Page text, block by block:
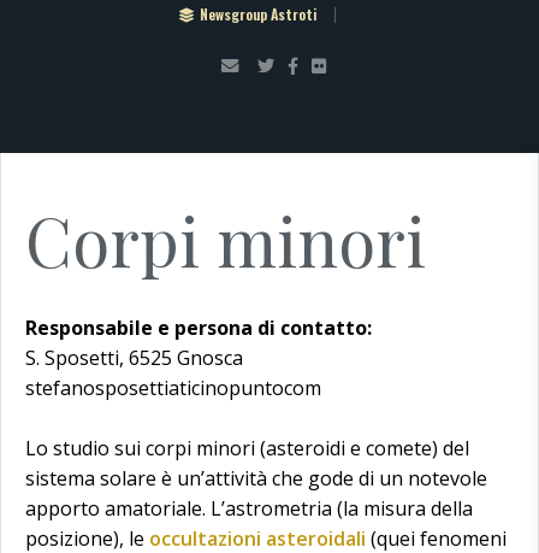
Newsgroup Astroti
Corpi minori
Responsabile e persona di contatto:
S. Sposetti, 6525 Gnosca
stefanosposettiaticinopuntocom
Lo studio sui corpi minori (asteroidi e comete) del
sistema solare è un’attività che gode di un notevole
apporto amatoriale. L’astrometria (la misura della
posizione), le occultazioni asteroidali (quei fenomeni